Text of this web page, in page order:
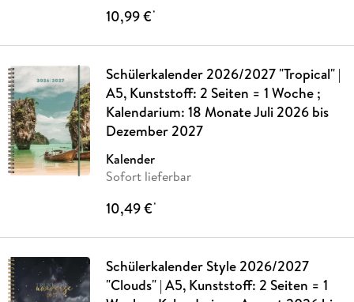
10,99 €*
Schülerkalender 2026/2027 "Tropical" |
A5, Kunststoff: 2 Seiten = 1 Woche ;
Kalendarium: 18 Monate Juli 2026 bis
Dezember 2027
Kalender
Sofort lieferbar
10,49 €*
Schülerkalender Style 2026/2027
"Clouds" | A5, Kunststoff: 2 Seiten = 1